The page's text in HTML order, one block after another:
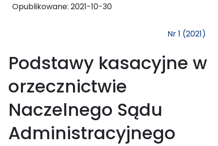
Opublikowane: 2021-10-30
Nr 1 (2021)
Podstawy kasacyjne w
orzecznictwie
Naczelnego Sądu
Administracyjnego